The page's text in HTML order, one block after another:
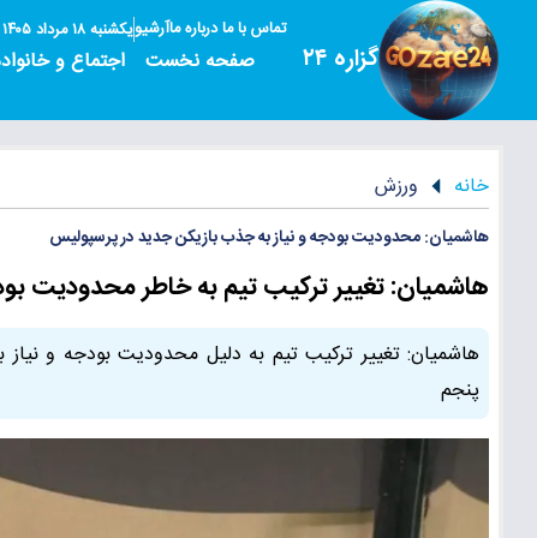
گزاره ۲۴
تماس با مادرباره ماآرشیویکشنبه ۱۸ مرداد ۱۴۰۵
صفحه نخست اجتماع و
خانه ورزش
هاشمیان: محدودیت بودجه و نیاز به جذب بازیکن جدید در پرسپولیس
هاشمیان: تغییر ترکیب تیم به خاطر محدودیت
هاشمیان: تغییر ترکیب تیم به دلیل محدودیت بودجه و
پنجم